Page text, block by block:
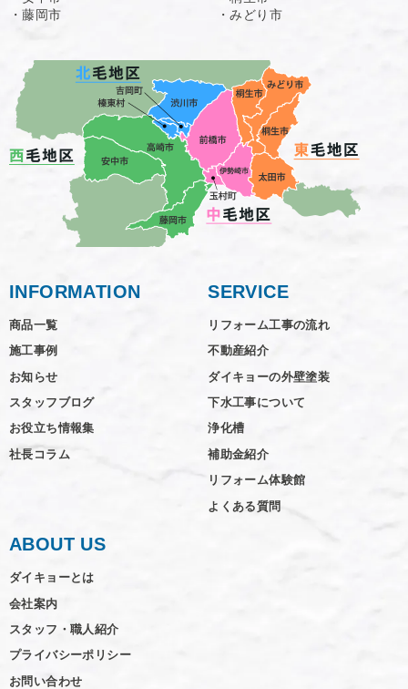
・藤岡市
・みどり市
INFORMATION
商品一覧
施工事例
お知らせ
スタッフブログ
お役立ち情報集
社長コラム
SERVICE
リフォーム工事の流れ
不動産紹介
ダイキョーの外壁塗装
下水工事について
浄化槽
補助金紹介
リフォーム体験館
よくある質問
ABOUT US
ダイキョーとは
会社案内
スタッフ・職人紹介
プライバシーポリシー
お問い合わせ